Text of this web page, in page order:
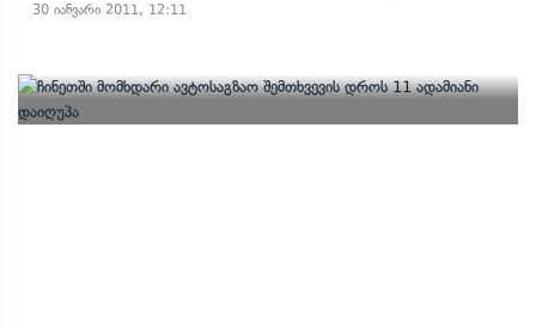
30 იანვარი 2011, 12:11